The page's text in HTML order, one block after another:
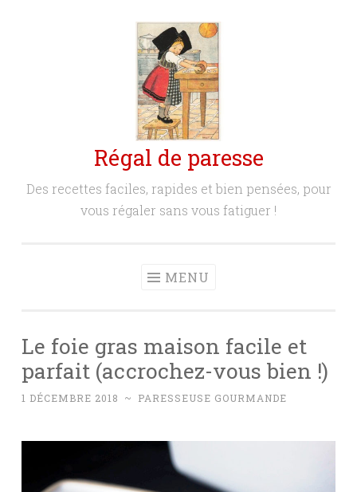
Régal de paresse
Des recettes faciles, rapides et bien pensées, pour
vous régaler sans vous fatiguer !
MENU
Le foie gras maison facile et
parfait (accrochez-vous bien !)
1 DÉCEMBRE 2018 ~ PARESSEUSE GOURMANDE